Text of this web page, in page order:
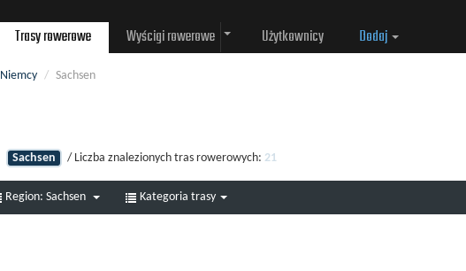
Trasy rowerowe Wyścigi rowerowe Użytkownicy Dodaj
Niemcy / Sachsen
Sachsen / Liczba znalezionych tras rowerowych: 21
Region: Sachsen Kategoria trasy